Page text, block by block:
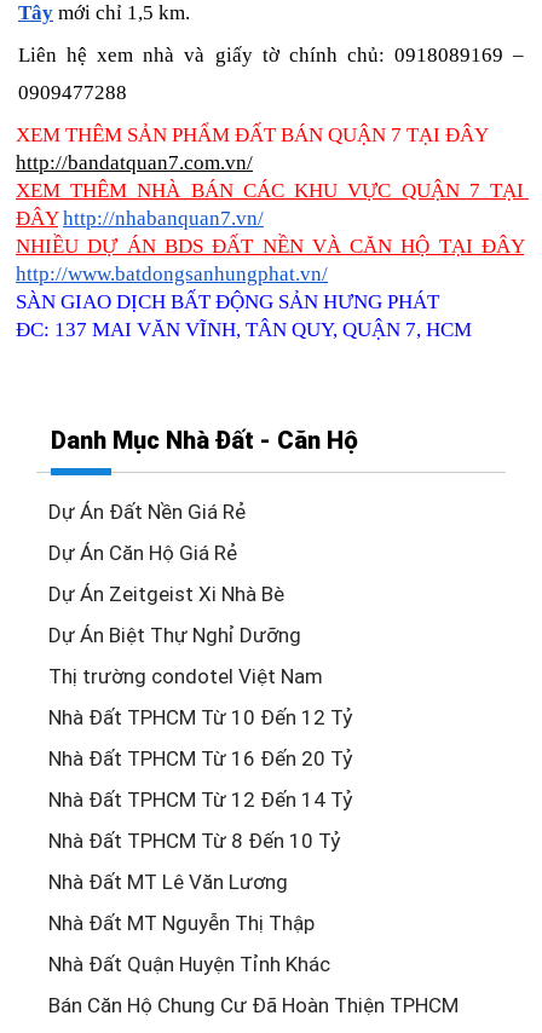
Tây mới chỉ 1,5 km.
Liên hệ xem nhà và giấy tờ chính chủ: 0918089169 –
0909477288
XEM THÊM SẢN PHẨM ĐẤT BÁN QUẬN 7 TẠI ĐÂY
http://bandatquan7.com.vn/
XEM THÊM NHÀ BÁN CÁC KHU VỰC QUẬN 7 TẠI
ĐÂY http://nhabanquan7.vn/
NHIỀU DỰ ÁN BDS ĐẤT NỀN VÀ CĂN HỘ TẠI ĐÂY
http://www.batdongsanhungphat.vn/
SÀN GIAO DỊCH BẤT ĐỘNG SẢN HƯNG PHÁT
ĐC: 137 MAI VĂN VĨNH, TÂN QUY, QUẬN 7, HCM
Danh Mục Nhà Đất - Căn Hộ
Dự Án Đất Nền Giá Rẻ
Dự Án Căn Hộ Giá Rẻ
Dự Án Zeitgeist Xi Nhà Bè
Dự Án Biệt Thự Nghỉ Dưỡng
Thị trường condotel Việt Nam
Nhà Đất TPHCM Từ 10 Đến 12 Tỷ
Nhà Đất TPHCM Từ 16 Đến 20 Tỷ
Nhà Đất TPHCM Từ 12 Đến 14 Tỷ
Nhà Đất TPHCM Từ 8 Đến 10 Tỷ
Nhà Đất MT Lê Văn Lương
Nhà Đất MT Nguyễn Thị Thập
Nhà Đất Quận Huyện Tỉnh Khác
Bán Căn Hộ Chung Cư Đã Hoàn Thiện TPHCM